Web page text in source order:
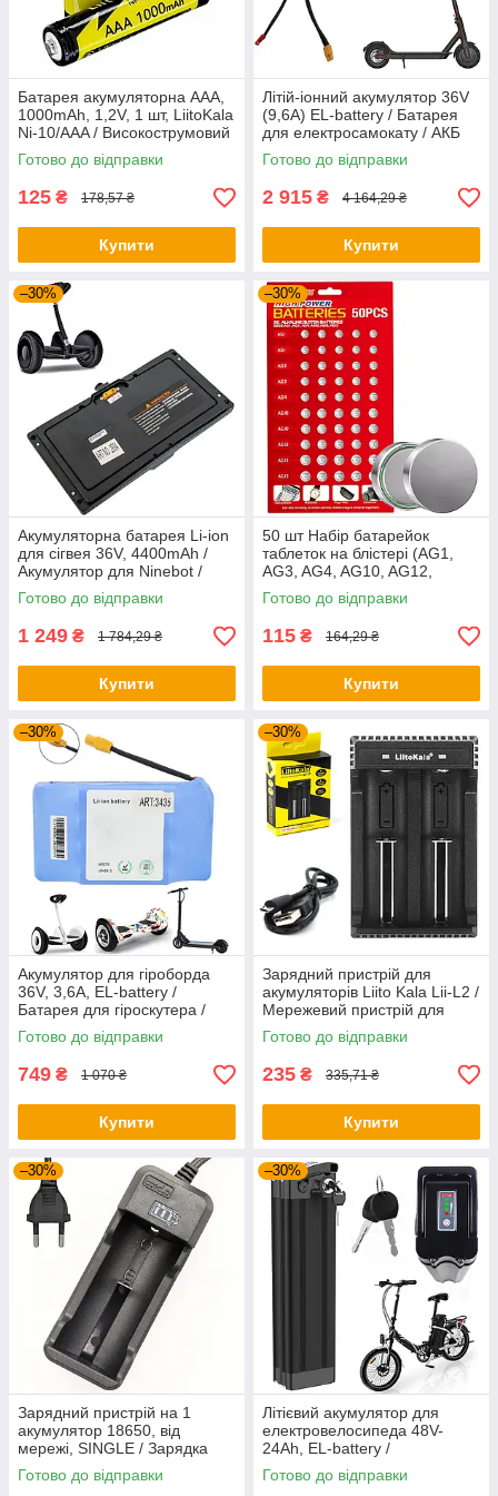
Батарея акумуляторна AAA,
1000mAh, 1,2V, 1 шт, LiitoKala
Ni-10/AAA / Високострумовий
акумулятор
Готово до відправки
125 ₴ 178,57 ₴
Купити
Літій-іонний акумулятор 36V
(9,6A) EL-battery / Батарея
для електросамокату / АКБ
для самокату
Готово до відправки
2 915 ₴ 4 164,29 ₴
Купити
–30%
Акумуляторна батарея Li-ion
для сігвея 36V, 4400mAh /
Акумулятор для Ninebot /
Акумулятор для гіроскутера
Готово до відправки
1 249 ₴ 1 784,29 ₴
Купити
–30%
50 шт Набір батарейок
таблеток на блістері (AG1,
AG3, AG4, AG10, AG12,
AG13) / Батарейка таблетка
Готово до відправки
115 ₴ 164,29 ₴
Купити
–30%
Акумулятор для гіроборда
36V, 3,6A, EL-battery /
Батарея для гіроскутера /
Акумуляторна бататея на
гіроборд
Готово до відправки
749 ₴ 1 070 ₴
Купити
–30%
Зарядний пристрій для
акумуляторів Liito Kala Lii-L2 /
Мережевий пристрій для
заряджання акумуляторів
Готово до відправки
235 ₴ 335,71 ₴
Купити
–30%
Зарядний пристрій на 1
акумулятор 18650, від
мережі, SINGLE / Зарядка
для акумуляторних батарей
Готово до відправки
–30%
Літієвий акумулятор для
електровелосипеда 48V-
24Ah, EL-battery /
Акумуляторна батарея для
велосипеда
Готово до відправки